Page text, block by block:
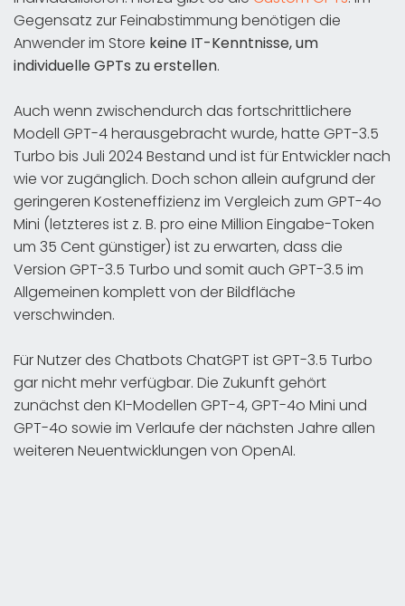
Gegensatz zur Feinabstimmung benötigen die
Anwender im Store keine IT-Kenntnisse, um
individuelle GPTs zu erstellen.
Auch wenn zwischendurch das fortschrittlichere
Modell GPT-4 herausgebracht wurde, hatte GPT-3.5
Turbo bis Juli 2024 Bestand und ist für Entwickler nach
wie vor zugänglich. Doch schon allein aufgrund der
geringeren Kosteneffizienz im Vergleich zum GPT-4o
Mini (letzteres ist z. B. pro eine Million Eingabe-Token
um 35 Cent günstiger) ist zu erwarten, dass die
Version GPT-3.5 Turbo und somit auch GPT-3.5 im
Allgemeinen komplett von der Bildfläche
verschwinden.
Für Nutzer des Chatbots ChatGPT ist GPT-3.5 Turbo
gar nicht mehr verfügbar. Die Zukunft gehört
zunächst den KI-Modellen GPT-4, GPT-4o Mini und
GPT-4o sowie im Verlaufe der nächsten Jahre allen
weiteren Neuentwicklungen von OpenAI.